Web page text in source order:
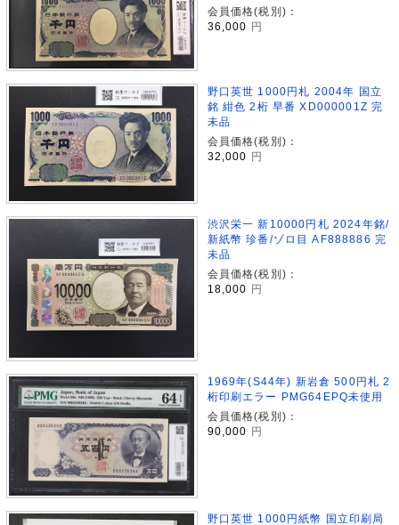
会員価格(税別)：
36,000
円
野口英世 1000円札 2004年 国立
銘 紺色 2桁 早番 XD000001Z 完
未品
会員価格(税別)：
32,000 円
渋沢栄一 新10000円札 2024年銘/
新紙幣 珍番/ゾロ目 AF888886 完
未品
会員価格(税別)：
18,000 円
1969年(S44年) 新岩倉 500円札 2
桁印刷エラー PMG64EPQ未使用
会員価格(税別)：
90,000 円
野口英世 1000円紙幣 国立印刷局